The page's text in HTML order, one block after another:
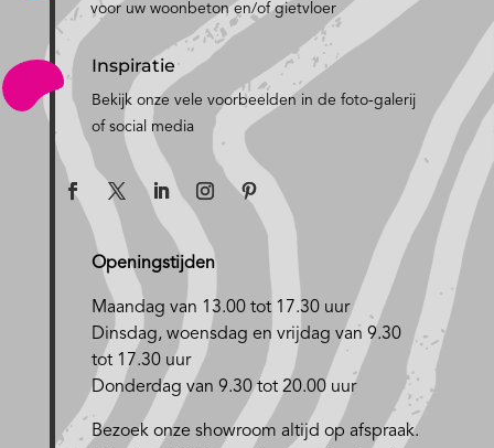
voor uw woonbeton en/of gietvloer
Inspiratie
Bekijk onze vele voorbeelden in de foto-galerij
of social media
Openingstijden
Maandag van 13.00 tot 17.30 uur
Dinsdag, woensdag en vrijdag van 9.30
tot 17.30 uur
Donderdag van 9.30 tot 20.00 uur
Bezoek onze showroom altijd op afspraak.